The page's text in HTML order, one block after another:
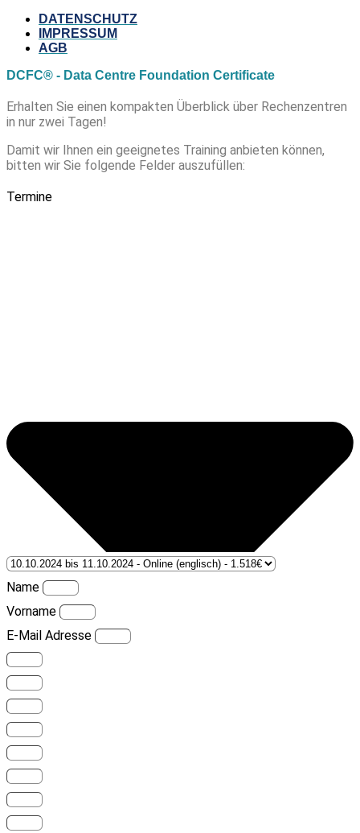
DATENSCHUTZ
IMPRESSUM
AGB
DCFC® - Data Centre Foundation Certificate
Erhalten Sie einen kompakten Überblick über Rechenzentren
in nur zwei Tagen!
Damit wir Ihnen ein geeignetes Training anbieten können,
bitten wir Sie folgende Felder auszufüllen:
Termine
Name
Vorname
E-Mail Adresse